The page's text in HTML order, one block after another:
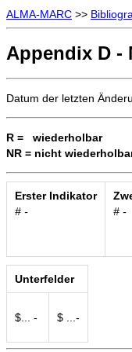
ALMA-MARC >>
Appendix D -
Datum der letzten
R = wiederholbar
NR = nicht
Erster Indikator
# -
# -
Unterfelder
$... - $ ...-